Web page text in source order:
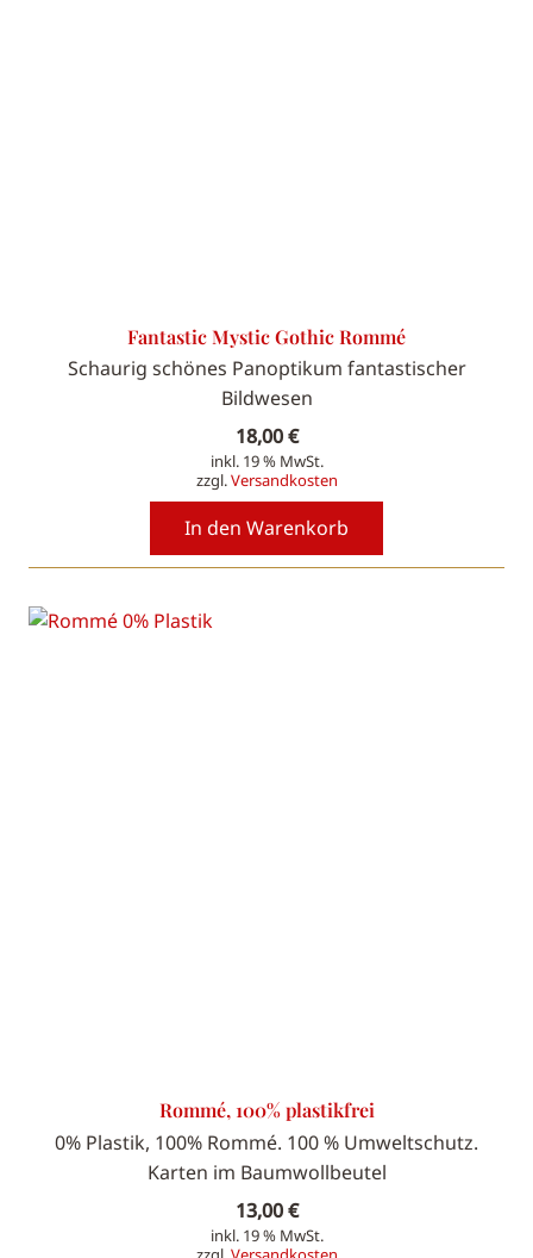
Fantastic Mystic Gothic Rommé
Schaurig schönes Panoptikum fantastischer
Bildwesen
18,00€
inkl. 19 % MwSt.
zzgl.Versandkosten
In den Warenkorb
Rommé, 100% plastikfrei
0% Plastik, 100% Rommé. 100 % Umweltschutz.
Karten im Baumwollbeutel
13,00€
inkl. 19 % MwSt.